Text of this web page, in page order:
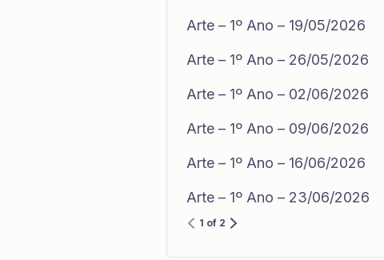
Arte – 1º Ano – 19/05/2026
Arte – 1º Ano – 26/05/2026
Arte – 1º Ano – 02/06/2026
Arte – 1º Ano – 09/06/2026
Arte – 1º Ano – 16/06/2026
Arte – 1º Ano – 23/06/2026
1 of 2